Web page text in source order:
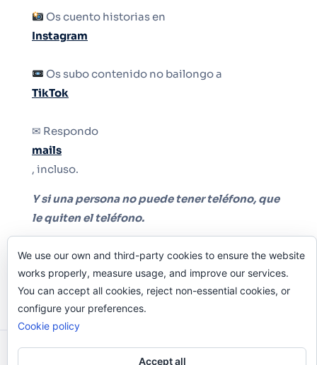
Os cuento historias en
Instagram
Os subo contenido no bailongo a
TikTok
✉ Respondo
mails
, incluso.
Y si una persona no puede tener teléfono, que
le quiten el teléfono.
Odi O'Malley © 2016-2025. Todos Los Derechos
We use our own and third-party cookies to ensure the website
works properly, measure usage, and improve our services.
You can accept all cookies, reject non-essential cookies, or
configure your preferences.
Cookie policy
Accept all